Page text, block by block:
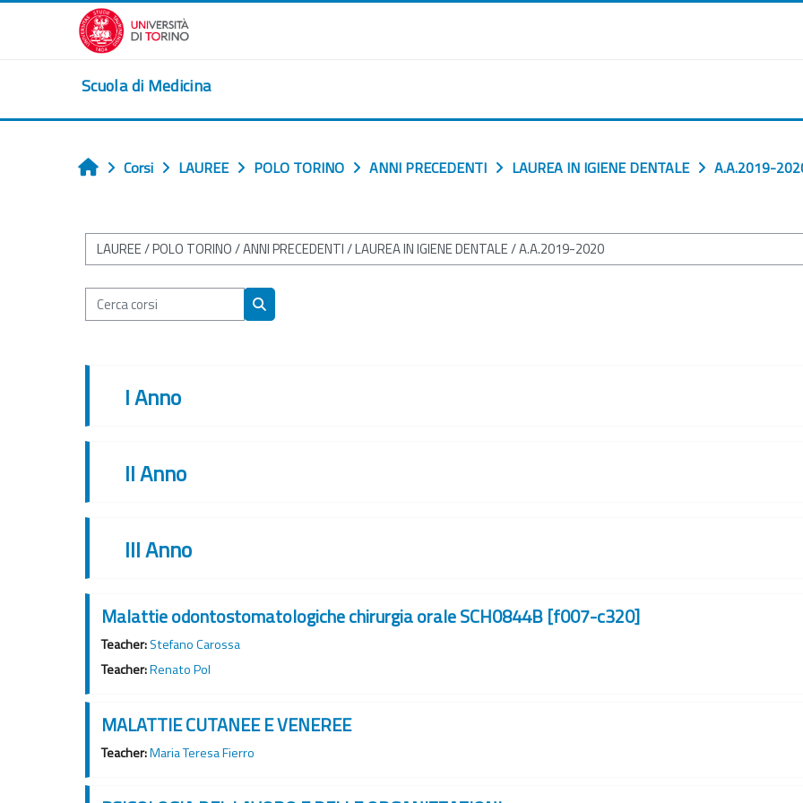
Vai al contenuto principale
Scuola di Medicina
Home
Corsi LAUREE POLO TORINO ANNI PRECEDENTI LAUREA IN IGIENE DENTALE A.A.2019-
Categorie di corso
Cerca corsi
Cerca corsi
I Anno
II Anno
III Anno
Malattie odontostomatologiche chirurgia orale SCH0844B [f007-c320]
Teacher:Stefano Carossa
Teacher:Renato Pol
MALATTIE CUTANEE E VENEREE
Teacher:Maria Teresa Fierro